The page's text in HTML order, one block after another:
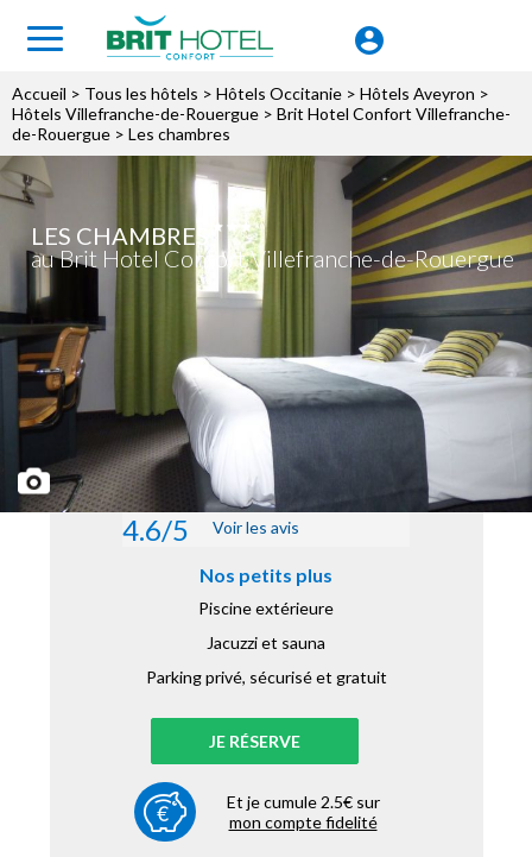
Accueil > Tous les hôtels > Hôtels Occitanie > Hôtels Aveyron >
Hôtels Villefranche-de-Rouergue > Brit Hotel Confort Villefranche-
de-Rouergue > Les chambres
LES CHAMBRES
au Brit Hotel Confort Villefranche-de-Rouergue
4.6/5 Voir les avis
Nos petits plus
Piscine extérieure
Jacuzzi et sauna
Parking privé, sécurisé et gratuit
JE RÉSERVE
Et je cumule 2.5€ sur
mon compte fidelité